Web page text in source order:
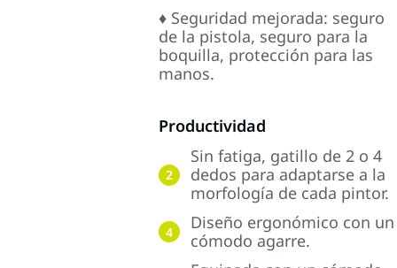
♦ Seguridad mejorada: seguro
de la pistola, seguro para la
boquilla, protección para las
manos.
Productividad
2
Sin fatiga, gatillo de 2 o 4
dedos para adaptarse a la
morfología de cada pintor.
4
Diseño ergonómico con un
cómodo agarre.